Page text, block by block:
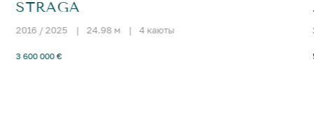
STRAGA
2016 / 2025 | 24.98 м | 4 каюты
3 600 000 €